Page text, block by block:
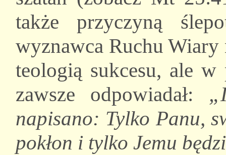
także przyczyną
wyznawca Ruchu Wiary
teologią sukcesu, ale
zawsze odpowiadał:
napisano: Tylko Panu,
pokłon i tylko Jemu